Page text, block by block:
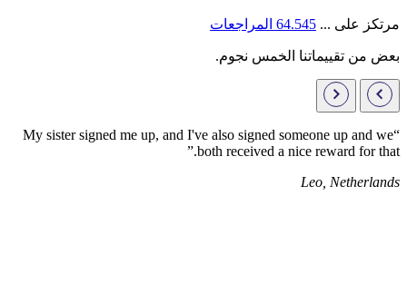
مرتكز على ... 64.545 المراجعات
بعض من تقييماتنا الخمس نجوم.
“My sister signed me up, and I've also signed someone up and we
both received a nice reward for that.”
Leo, Netherlands